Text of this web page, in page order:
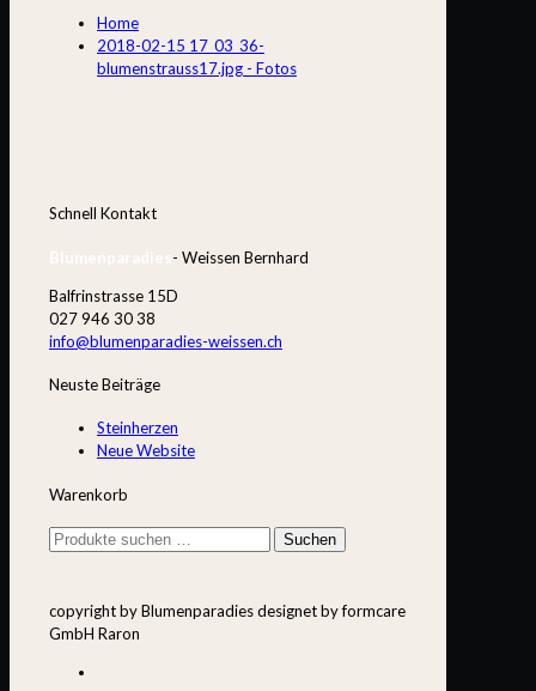
Home
2018-02-15 17_03_36-
blumenstrauss17.jpg ‎- Fotos
Schnell Kontakt
- Weissen Bernhard
Balfrinstrasse 15D
027 946 30 38
info@blumenparadies-weissen.ch
Neuste Beiträge
Steinherzen
Neue Website
Warenkorb
Suchen
Suchen
copyright by Blumenparadies designet by formcare
GmbH Raron